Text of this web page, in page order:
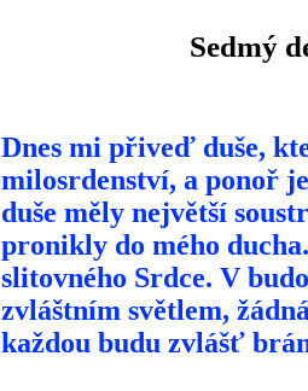
Sedmý
Dnes mi přiveď duše,
milosrdenství, a ponoř
duše měly největší
pronikly do mého
slitovného Srdce. V
zvláštním světlem,
každou budu zvlášť